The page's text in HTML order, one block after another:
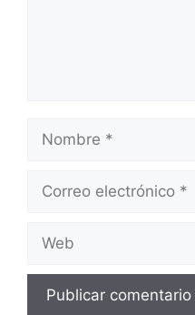
electrónico